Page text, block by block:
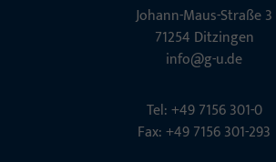
Johann-Maus-Straße 3
71254 Ditzingen
info@g-u.de
Tel: +49 7156 301-0
Fax: +49 7156 301-293